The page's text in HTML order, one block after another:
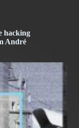
hacking
André